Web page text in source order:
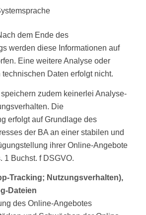
dem Ende des
werden diese Informationen auf
Eine weitere Analyse oder
Daten erfolgt nicht.
zudem keinerlei Analyse-
Die
erfolgt auf Grundlage des
der BA an einer stabilen und
ihrer Online-Angebote
1 Buchst. f DSGVO.
Tracking; Nutzungsverhalten),
Dateien
des Online-Angebotes